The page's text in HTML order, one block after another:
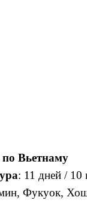
Вьетнаму
: 11 дней / 10
Фукуок,